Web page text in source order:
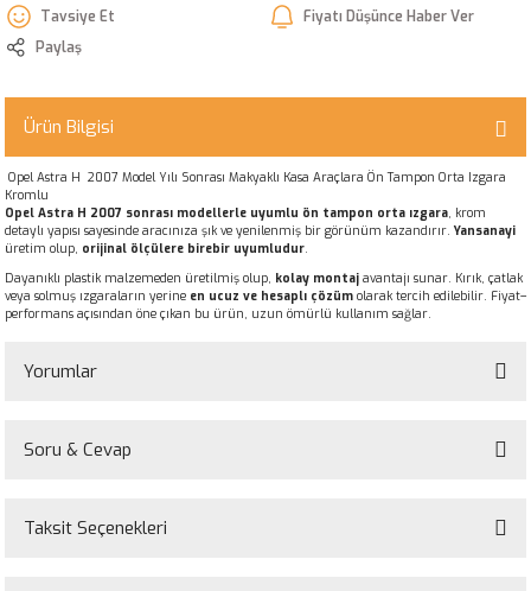
Tavsiye Et
Fiyatı Düşünce Haber Ver
Paylaş
Ürün Bilgisi
Opel Astra H 2007 Model Yılı Sonrası Makyaklı Kasa Araçlara Ön Tampon Orta Izgara
Kromlu
Opel Astra H 2007 sonrası modellerle uyumlu ön tampon orta ızgara, krom
detaylı yapısı sayesinde aracınıza şık ve yenilenmiş bir görünüm kazandırır. Yansanayi
üretim olup, orijinal ölçülere birebir uyumludur.
Dayanıklı plastik malzemeden üretilmiş olup, kolay montaj avantajı sunar. Kırık, çatlak
veya solmuş ızgaraların yerine en ucuz ve hesaplı çözüm olarak tercih edilebilir. Fiyat–
performans açısından öne çıkan bu ürün, uzun ömürlü kullanım sağlar.
Yorumlar
Soru & Cevap
Ürün hakkında henüz soru sorulmamış.
Taksit Seçenekleri